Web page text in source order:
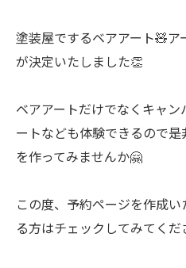
塗装屋でするベアアート🧸
が決定いたしました👏
ベアアートだけでなくキャン
ートなども体験できるので
を作ってみませんか🤗
この度、予約ページを作成
る方はチェックしてみてくだ